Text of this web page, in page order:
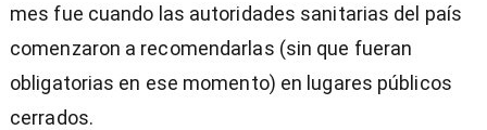
mes fue cuando las autoridades sanitarias del país
comenzaron a recomendarlas (sin que fueran
obligatorias en ese momento) en lugares públicos
cerrados.